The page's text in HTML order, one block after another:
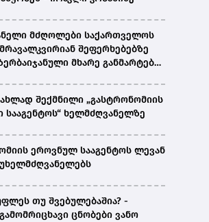
მძღოლები საქართველოს
შეფერხებებზე
მხარე განმარტებას
შექმნილი „გასტრონომიის
ხელმძღვანელზე
ეროვნულ სააგენტოს ლევან
თუ შვებულებაშია? -
ცნობები ვანო